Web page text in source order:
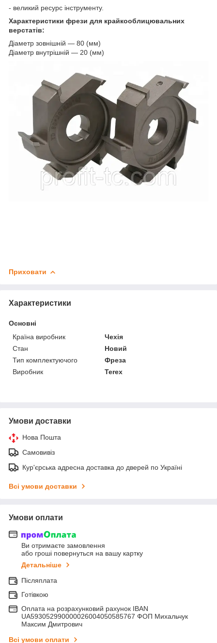
- великий ресурс інструменту.
Характеристики фрези для крайкооблицювальних
верстатів:
Діаметр зовнішній — 80 (мм)
Діаметр внутрішній — 20 (мм)
Приховати
Характеристики
Основні
Країна виробник
Чехія
Стан
Новий
Тип комплектуючого
Фреза
Виробник
Terex
Умови доставки
Нова Пошта
Самовивіз
Кур'єрська адресна доставка до дверей по Україні
Всі умови доставки
Умови оплати
Ви отримаєте замовлення
або гроші повернуться на вашу картку
Детальніше
Післяплата
Готівкою
Оплата на розрахунковий рахунок IBAN
UA593052990000026004050585767 ФОП Михальчук
Максим Дмитрович
Всі умови оплати